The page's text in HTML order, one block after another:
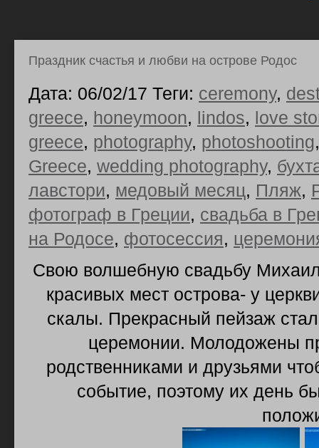
Праздник счастья и любви на острове Родос
Дата: 06/02/17 Теги: ceremony,
greece, honeymoon, lindos, love
greece, photography, photoshooting
Greece, wedding photography,
лавстори, медовый месяц, Пляж,
фотограф в Греции, свадьба в
на Родосе, фотосессия,
Свою волшебную свадьбу
красивых мест острова- у
скалы. Прекрасный пейзаж
церемонии. Молодожены
родственниками и друзьями
событие, поэтому их день